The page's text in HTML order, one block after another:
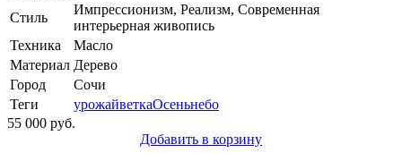
Стиль
Импрессионизм, Реализм, Современная
интерьерная живопись
Техника
Масло
Материал Дерево
Город
Сочи
Теги
урожайветкаОсеньнебо
55 000 руб.
Добавить в корзину